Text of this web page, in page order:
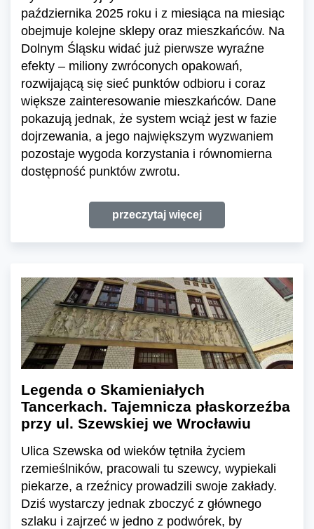
października 2025 roku i z miesiąca na miesiąc
obejmuje kolejne sklepy oraz mieszkańców. Na
Dolnym Śląsku widać już pierwsze wyraźne
efekty – miliony zwróconych opakowań,
rozwijającą się sieć punktów odbioru i coraz
większe zainteresowanie mieszkańców. Dane
pokazują jednak, że system wciąż jest w fazie
dojrzewania, a jego największym wyzwaniem
pozostaje wygoda korzystania i równomierna
dostępność punktów zwrotu.
przeczytaj więcej
Legenda o Skamieniałych
Tancerkach. Tajemnicza płaskorzeźba
przy ul. Szewskiej we Wrocławiu
Ulica Szewska od wieków tętniła życiem
rzemieślników, pracowali tu szewcy, wypiekali
piekarze, a rzeźnicy prowadzili swoje zakłady.
Dziś wystarczy jednak zboczyć z głównego
szlaku i zajrzeć w jedno z podwórek, by